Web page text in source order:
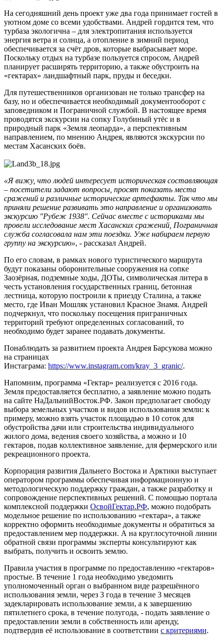
На сегодняшний день проект уже два года принимает гостей в
уютном доме со всеми удобствами. Андрей гордится тем, что
турбаза экологична – для электропитания используется
энергия ветра и солнца, а отопление в зимний период
обеспечивается за счёт дров, которые выбрасывает море.
Поскольку отдых на турбазе пользуется спросом, Андрей
планирует расширять территорию, а также обустроить на
«гектарах» ландшафтный парк, пруды и беседки.
Для путешественников организован не только трансфер на
базу, но и обеспечивается необходимый документооборот с
заповедником и Пограничной службой. В настоящее время
проводятся экскурсии на сопку Голубиный утёс и в
природный парк «Земля леопарда», а перспективным
направлением, по мнению Андрея, являются экскурсии по
местам Хасанских боёв.
«Я вижу, что людей интересует историческая составляющая
– посетители задают вопросы, просят показать места
сражений и различные исторические артефакты. Так что мы
приняли решение развивать это направление и организовать
экскурсию "Рубеж 1938". Сейчас вместе с историками мы
провели исследование мест Хасанских сражений, Пограничная
служба согласовала нам эти поездки. Уже набираем первую
группу на экскурсию», - рассказал Андрей.
По его словам, в рамках нового туристического маршрута
будут показаны оборонительные сооружения на сопке
Заозёрная, подземные ходы, ДОТы, символическая литера в
честь установления государственных границ, бетонная
лестница, которую построили к приезду Сталина, а также
место, где Иван Мошляк установил Красное Знамя. Андрей
подчеркнул, что поскольку посещения приграничных
территорий требуют определенных согласований, то
необходимо будет заранее подавать документы.
Понаблюдать за развитием проекта Андрея Барсукова можно
на страницах
Инстаграма: https://www.instagram.com/kray_3_granic/.
Напомним, программа «Гектар» реализуется с 2016 года.
Земля предоставляется бесплатно, а заявление можно подать
на сайте НаДальнийВосток.РФ. Закон предполагает свободу
выбора земельных участков и видов использования земли: к
примеру, можно взять участок площадью в 10 соток для
обустройства дачи или строительства индивидуального
жилого дома, ведения своего хозяйства, а можно и 10
гектаров, подав коллективное заявление, для фермерского или
рекреационного проекта.
Корпорация развития Дальнего Востока и Арктики выступает
оператором программы обеспечивая информационную и
методологическую поддержку граждан, а также разработку и
сопровождение перспективных решений. С помощью портала
комплексной поддержки ОсвойГектар.РФ, можно подобрать
модельное решение по использованию «гектара», а также
корректно оформить необходимые документы и обратиться за
предоставлением мер поддержки. А на круглосуточной линии
обратной связи программы эксперты консультируют как
выбрать, получить и освоить землю.
Правила участия в программе по предоставлению «гектаров»
простые. В течение 1 года необходимо уведомить
уполномоченный орган о выбранном виде разрешённого
использования земли, через 3 года в течение 3 месяцев
задекларировать использование земли, а к завершению
пятилетнего срока, в течение полугода, - подать заявление о
предоставлении земли в собственность или аренду,
подтвердив её использование в соответствии с критериями.